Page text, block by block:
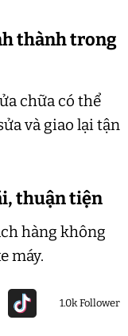
thành trong
chữa có thể
và giao lại tận
thuận tiện
hàng không
máy.
1.0k Follower